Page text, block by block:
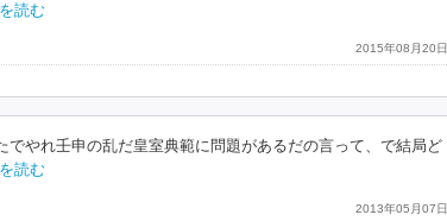
読む
2015年08月20日
やれ壬申の乱だ皇室典範に問題があるだの言って、で結局ど
読む
2013年05月07日